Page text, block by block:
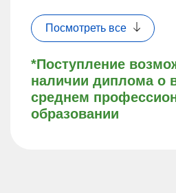
*Поступление
наличии диплома о
среднем
образовании
Посмотреть все